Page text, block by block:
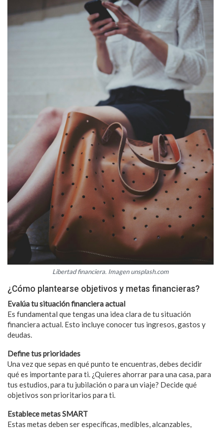
Libertad financiera. Imagen unsplash.com
¿Cómo plantearse objetivos y metas financieras?
Evalúa tu situación financiera actual
Es fundamental que tengas una idea clara de tu situación
financiera actual. Esto incluye conocer tus ingresos, gastos y
deudas.
Define tus prioridades
Una vez que sepas en qué punto te encuentras, debes decidir
qué es importante para ti. ¿Quieres ahorrar para una casa, para
tus estudios, para tu jubilación o para un viaje? Decide qué
objetivos son prioritarios para ti.
Establece metas SMART
Estas metas deben ser específicas, medibles, alcanzables,